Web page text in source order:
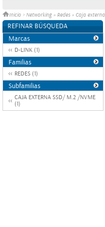
Inicio > Networking» Redes » Caja
REFINAR BÚSQUEDA
Marcas
D-LINK (1)
Familias
REDES (1)
Subfamilias
CAJA EXTERNA SSD/ M.2 /NVME
(1)